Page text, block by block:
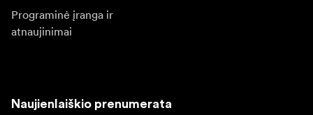
Programinė įranga ir
atnaujinimai
Naujienlaiškio prenumerata